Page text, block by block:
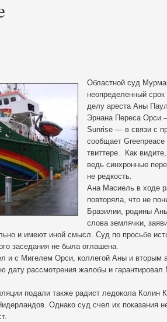
Областной суд
неопределенный
делу ареста Аны
Эрнана Переса Орси
Sunrise — в связи с
сообщает
твиттере.
Как
ведь синхронные
не редкость.
Ана Масиель в ходе
повторяла, что не
Бразилии, родины
слова землячки,
и имеют иной смысл. Суд по просьбе
заседания не была оглашена.
и с Мигелем Орси, коллегой Аны и вторым
дату рассмотрения жалобы и
подали также радист ледокола Колин
Однако суд счел их показания